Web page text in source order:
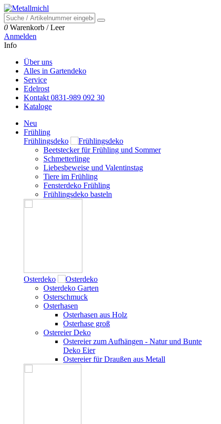
0 Warenkorb /Leer
Anmelden
Info
Über uns
Alles in Gartendeko
Service
Edelrost
Kontakt 0831-989 092 30
Kataloge
Neu
Frühling
Frühlingsdeko
Beetstecker für Frühling und Sommer
Schmetterlinge
Liebesbeweise und Valentinstag
Tiere im Frühling
Fensterdeko Frühling
Frühlingsdeko basteln
Osterdeko
Osterdeko Garten
Osterschmuck
Osterhasen
Osterhasen aus Holz
Osterhase groß
Ostereier Deko
Ostereier zum Aufhängen - Natur und Bunte
Deko Eier
Ostereier für Draußen aus Metall